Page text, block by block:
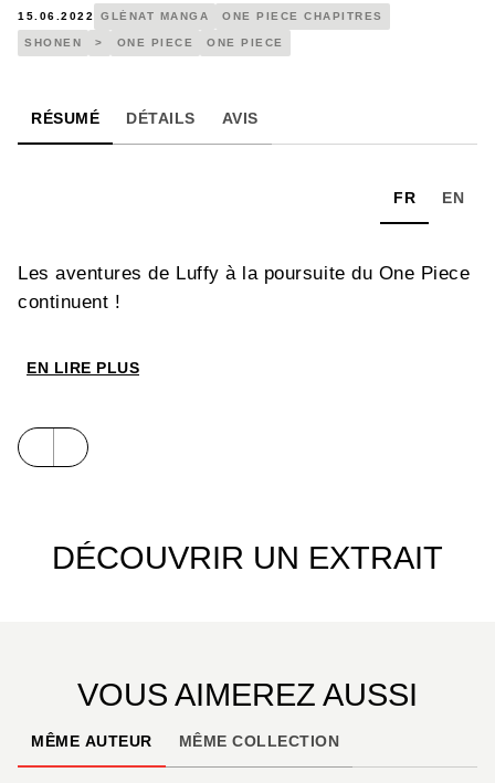
15.06.2022 GLÉNAT MANGA ONE PIECE CHAPITRES
SHONEN > ONE PIECE ONE PIECE
RÉSUMÉ DÉTAILS AVIS
FR EN
Les aventures de Luffy à la poursuite du One Piece
continuent !
EN LIRE PLUS
DÉCOUVRIR UN EXTRAIT
VOUS AIMEREZ AUSSI
MÊME AUTEUR MÊME COLLECTION